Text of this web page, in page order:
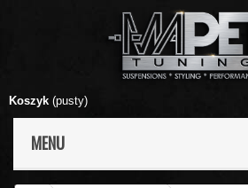
Koszyk (pusty)
MENU